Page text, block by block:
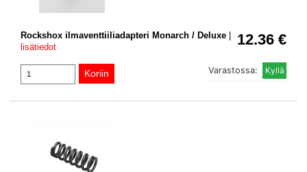
12.36 €
Rockshox ilmaventtiiliadapteri Monarch / Deluxe
lisätiedot
Varastossa: